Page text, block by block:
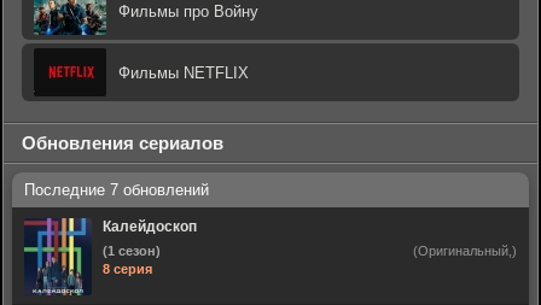
Фильмы про Войну
Фильмы NETFLIX
Обновления сериалов
Калейдоскоп
(1 сезон)
8 серия
(Оригинальный,)